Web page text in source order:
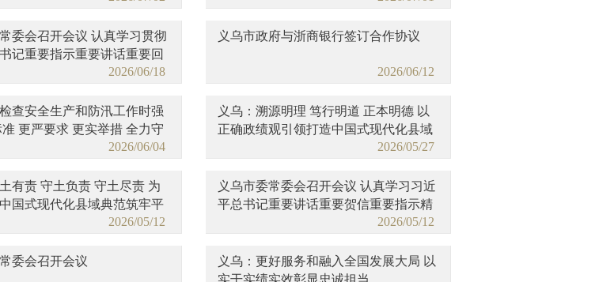
委会召开会议 认真学习贯彻
记重要指示重要讲话重要回
究部署近期重点工作2026/06/18
义乌市政府与浙商银行签订合作协议
2026/06/12
查安全生产和防汛工作时强
更严要求 更实举措 全力守
2026/06/04
义乌：溯源明理 笃行明道 正本明德 以
正确政绩观引领打造中国式现代化县域
2026/05/27
有责 守土负责 守土尽责 为
国式现代化县域典范筑牢平
2026/05/12
义乌市委常委会召开会议 认真学习习近
平总书记重要讲话重要贺信重要指示精
2026/05/12
委会召开会议
义乌：更好服务和融入全国发展大局 以
实干实绩实效彰显忠诚担当